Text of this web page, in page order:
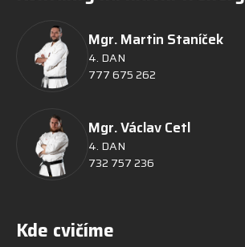
Kde cvičíme
Mgr. Martin Staníček
4. DAN
777 675 262
Mgr. Václav Cetl
4. DAN
732 757 236